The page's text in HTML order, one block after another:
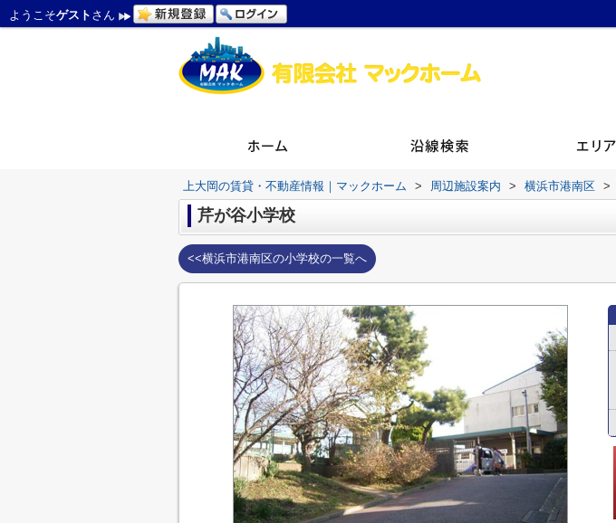
ようこそゲスト さん
上大岡の賃貸・不動産情報｜マックホーム > 周辺施設案内 > 横浜市港南区 >
芹が谷小学校
<<横浜市港南区の小学校の一覧へ